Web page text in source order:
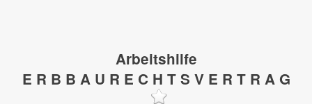
Arbeitshilfe
E R B B A U R E C H T S V E R T R A G